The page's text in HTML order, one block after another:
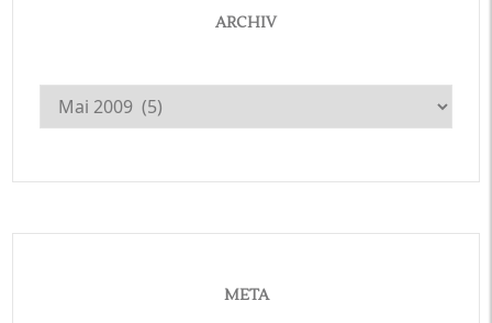
ARCHIV
Archiv
META